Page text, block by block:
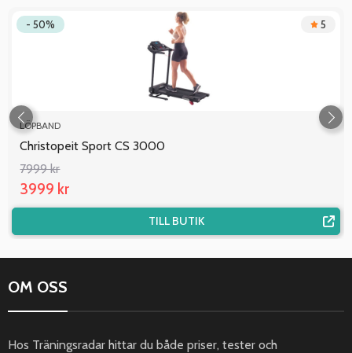
- 50% 5
LÖPBAND
Christopeit Sport CS 3000
7999 kr
3999 kr
TILL BUTIK
OM OSS
Hos Träningsradar hittar du både priser, tester och